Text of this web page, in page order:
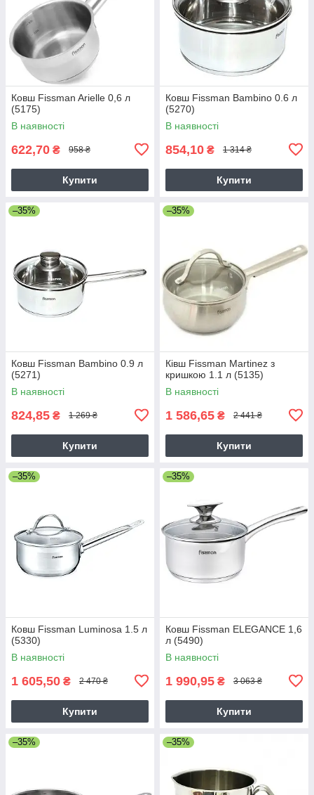
Ковш Fissman Arielle 0,6 л
(5175)
В наявності
622,70 ₴ 958 ₴
Купити
Ковш Fissman Bambino 0.6 л
(5270)
В наявності
854,10 ₴ 1 314 ₴
Купити
–35%
Ковш Fissman Bambino 0.9 л
(5271)
В наявності
824,85 ₴ 1 269 ₴
Купити
–35%
Ківш Fissman Martinez з
кришкою 1.1 л (5135)
В наявності
1 586,65 ₴ 2 441 ₴
Купити
–35%
Ковш Fissman Luminosa 1.5 л
(5330)
В наявності
1 605,50 ₴ 2 470 ₴
Купити
–35%
Ковш Fissman ELEGANCE 1,6
л (5490)
В наявності
1 990,95 ₴ 3 063 ₴
Купити
–35% –35%